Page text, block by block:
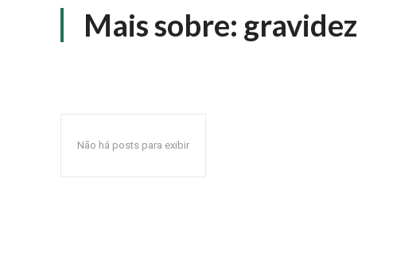
Mais sobre: gravidez
Não há posts para exibir